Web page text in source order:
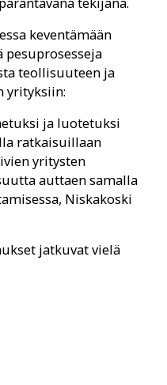
keventämään
teollisuuteen ja
yrityksiin:
ja luotetuksi
ratkaisuillaan
yritysten
auttaen samalla
Niskakoski
jatkuvat vielä